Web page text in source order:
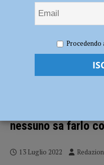
Tecnopolo: “Quando si parla di
digitalizzazione sul metallo:
La Regione in
nessuno sa farlo
13 Luglio 2022
Procedendo